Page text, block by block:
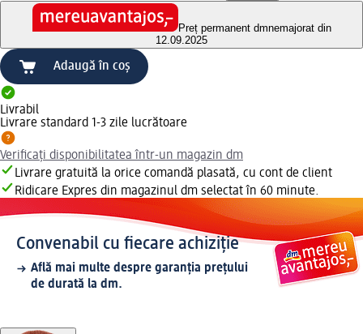
Preț permanent dmnemajorat din
12.09.2025
Adaugă în coș
Livrabil
Livrare standard 1-3 zile lucrătoare
Verificați disponibilitatea într-un magazin dm
Livrare gratuită la orice comandă plasată, cu cont de client
Ridicare Expres din magazinul dm selectat în 60 minute.
Convenabil cu fiecare achiziție
Află mai multe despre garanția prețului
de durată la dm.